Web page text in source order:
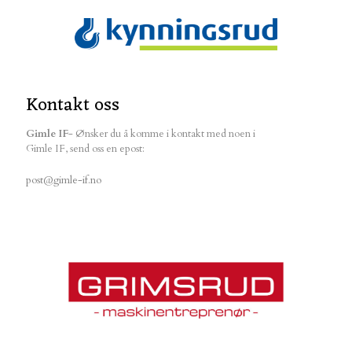
Kontakt oss
Gimle IF- Ønsker du å komme i kontakt med noen i
Gimle IF, send oss en epost:
post@gimle-if.no